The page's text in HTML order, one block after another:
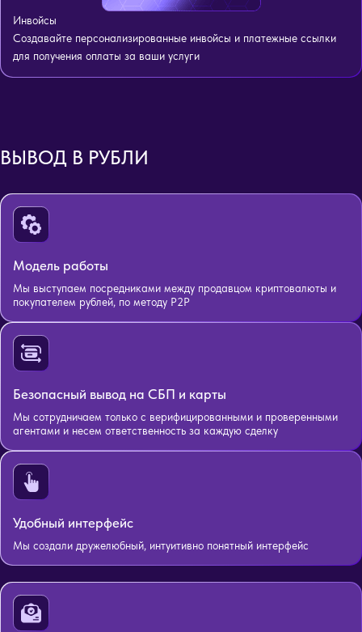
Инвойсы
Создавайте персонализированные инвойсы и платежные ссылки
для получения оплаты за ваши услуги
ВЫВОД В РУБЛИ
Модель работы
Мы выступаем посредниками между продавцом криптовалюты и
покупателем рублей, по методу P2P
Безопасный вывод на СБП и карты
Мы сотрудничаем только с верифицированными и проверенными
агентами и несем ответственность за каждую сделку
Удобный интерфейс
Мы создали дружелюбный, интуитивно понятный интерфейс